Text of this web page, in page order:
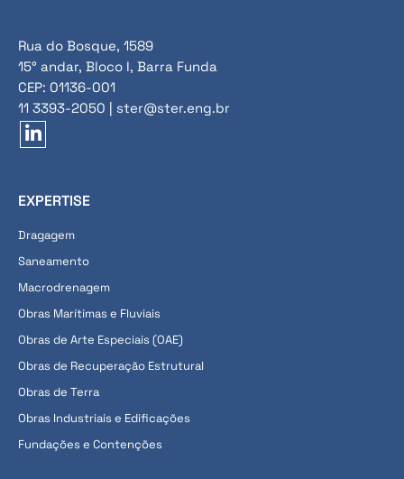
Rua do Bosque, 1589
15° andar, Bloco I, Barra Funda
CEP: 01136-001
11 3393-2050 | ster@ster.eng.br
EXPERTISE
Dragagem
Saneamento
Macrodrenagem
Obras Marítimas e Fluviais
Obras de Arte Especiais (OAE)
Obras de Recuperação Estrutural
Obras de Terra
Obras Industriais e Edificações
Fundações e Contenções